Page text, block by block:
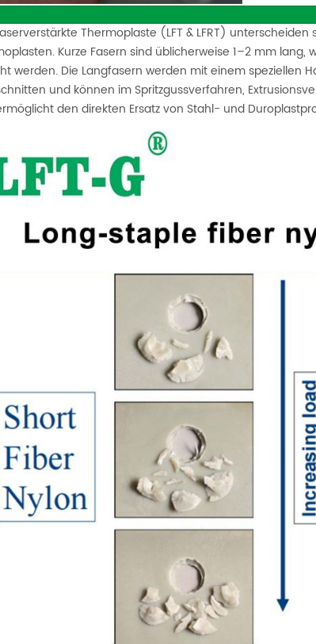
Thermoplaste (LFT & LFRT)
Kurze Fasern sind üblicherweise 1–2 mm
werden. Die Langfasern werden mit einem speziellen
und können im Spritzgussverfahren,
den direkten Ersatz von Stahl- und